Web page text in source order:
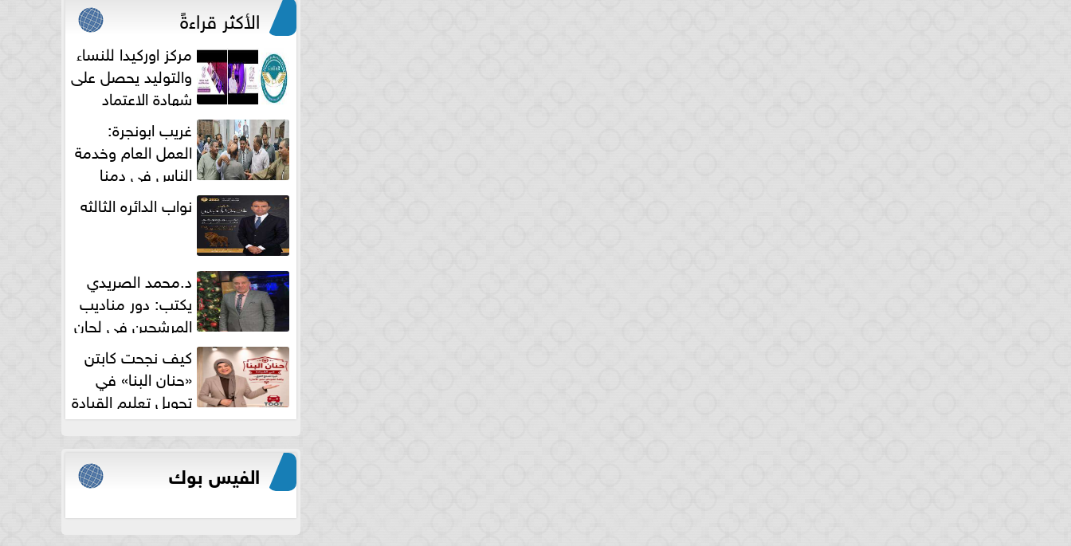
الأكثر قراءةً
مركز اوركيدا للنساء
والتوليد يحصل على
شهادة الاعتماد
الكامل
غريب ابونجرة:
العمل العام وخدمة
الناس فى دمنا
نواب الدائره الثالثه
د.محمد الصريدي
يكتب: دور مناديب
المرشحين في لجان
الانتخابات
كيف نجحت كابتن
«حنان البنا» في
تحويل تعليم القيادة
النسائية من خوف...
الفيس بوك